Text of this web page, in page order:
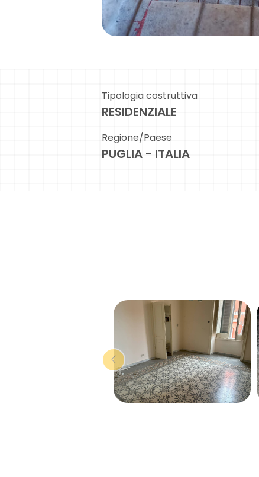
Tipologia costruttiva
RESIDENZIALE
Regione/Paese
PUGLIA - ITALIA